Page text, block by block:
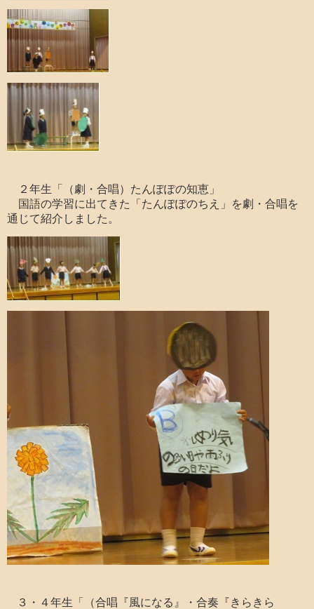
２年生「（劇・合唱）たんぽぽの知恵」
国語の学習に出てきた「たんぽぽのちえ」を劇・合唱を
通じて紹介しました。
３・４年生「（合唱『風になる』・合奏『きらきら